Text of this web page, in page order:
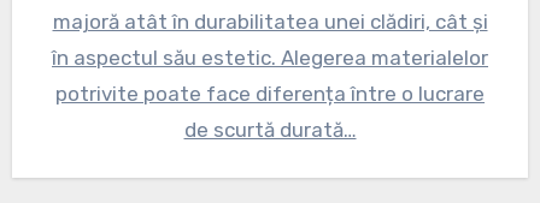
majoră atât în durabilitatea unei clădiri, cât și
în aspectul său estetic. Alegerea materialelor
potrivite poate face diferența între o lucrare
de scurtă durată…